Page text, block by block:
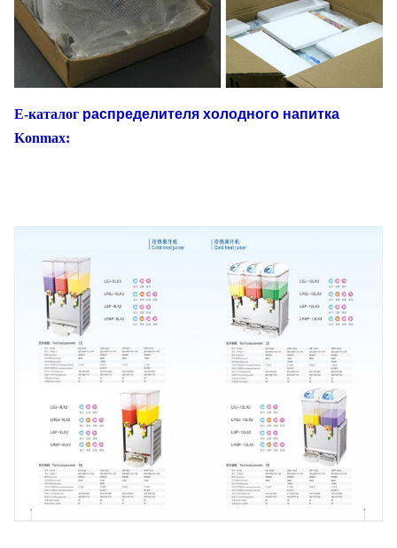
E-каталог распределителя холодного напитка
Konmax: